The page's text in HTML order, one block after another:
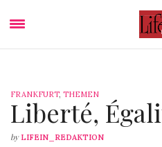
FRANKFURT, THEMEN
Liberté,
by LIFEIN_REDAKTION